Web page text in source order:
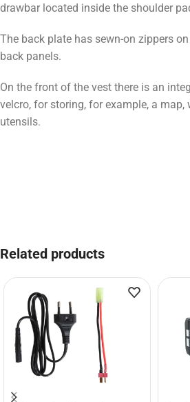
drawbar located inside the shoulder
The back plate has sewn-on zippers
back panels.
On the front of the vest there is an
velcro, for storing, for example, a map,
utensils.
Related products